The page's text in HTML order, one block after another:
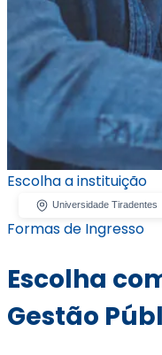
Escolha a instituição
Universidade Tiradentes
Formas de Ingresso
Escolha
Gestão